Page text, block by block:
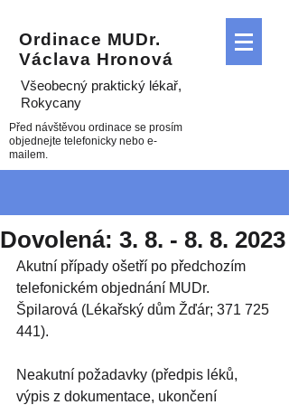
Ordinace MUDr.
Václava Hronová
Všeobecný praktický lékař,
Rokycany
Před návštěvou ordinace se prosím
objednejte telefonicky nebo e-
mailem.
Dovolená: 3. 8. - 8. 8. 2023
Akutní případy ošetří po předchozím
telefonickém objednání MUDr.
Špilarová (Lékařský dům Žďár; 371 725
441).
Neakutní požadavky (předpis léků,
výpis z dokumentace, ukončení